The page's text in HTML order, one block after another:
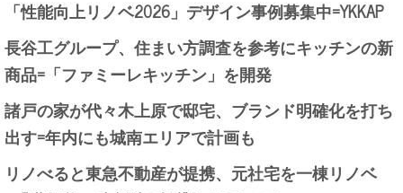
「性能向上リノベ2026」デザイン事例募集中=YKKAP
長谷工グループ、住まい方調査を参考にキッチンの新
商品=「ファミーレキッチン」を開発
諸戸の家が代々木上原で邸宅、ブランド明確化を打ち
出す=年内にも城南エリアで計画も
リノべると東急不動産が提携、元社宅を一棟リノベ